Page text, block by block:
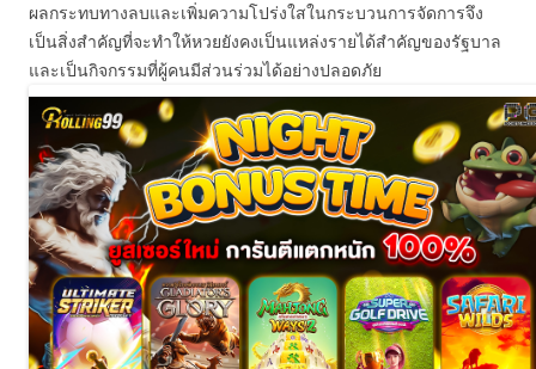
ผลกระทบทางลบและเพิ่มความโปร่งใสในกระบวนการจัดการจึง
เป็นสิ่งสำคัญที่จะทำให้หวยยังคงเป็นแหล่งรายได้สำคัญของรัฐบาล
และเป็นกิจกรรมที่ผู้คนมีส่วนร่วมได้อย่างปลอดภัย